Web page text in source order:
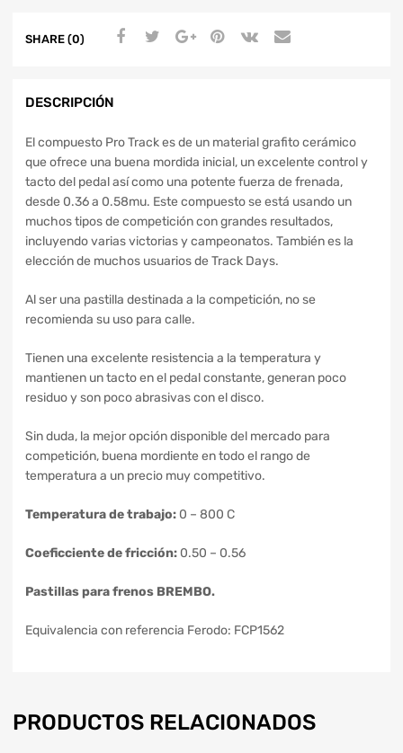
SHARE (0)
DESCRIPCIÓN
El compuesto Pro Track es de un material grafito cerámico
que ofrece una buena mordida inicial, un excelente control y
tacto del pedal así como una potente fuerza de frenada,
desde 0.36 a 0.58mu. Este compuesto se está usando un
muchos tipos de competición con grandes resultados,
incluyendo varias victorias y campeonatos. También es la
elección de muchos usuarios de Track Days.
Al ser una pastilla destinada a la competición, no se
recomienda su uso para calle.
Tienen una excelente resistencia a la temperatura y
mantienen un tacto en el pedal constante, generan poco
residuo y son poco abrasivas con el disco.
Sin duda, la mejor opción disponible del mercado para
competición, buena mordiente en todo el rango de
temperatura a un precio muy competitivo.
Temperatura de trabajo: 0 – 800 C
Coeficciente de fricción: 0.50 – 0.56
Pastillas para frenos BREMBO.
Equivalencia con referencia Ferodo: FCP1562
PRODUCTOS RELACIONADOS